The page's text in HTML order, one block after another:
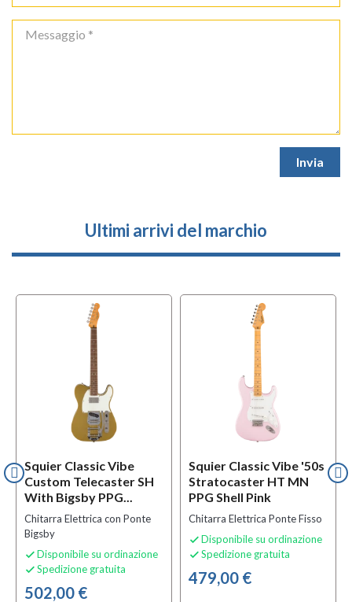
Ultimi arrivi del marchio
Squier Classic Vibe
Custom Telecaster SH
With Bigsby PPG...
Chitarra Elettrica con Ponte
Bigsby
 Disponibile su ordinazione
 Spedizione gratuita
502,00 €
Squier Classic Vibe '50s
Stratocaster HT MN
PPG Shell Pink
Chitarra Elettrica Ponte Fisso
 Disponibile su ordinazione
 Spedizione gratuita
479,00 €